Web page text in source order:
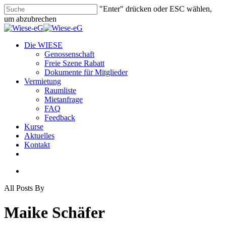
Skip
to
main
"Enter" drücken oder ESC wählen,
um abzubrechen
Close
search
Menu
Die WIESE
Genossenschaft
Freie Szene Rabatt
Dokumente für Mitglieder
Vermietung
Raumliste
Mietanfrage
FAQ
Feedback
Kurse
Aktuelles
Kontakt
All Posts By
Maike Schäfer